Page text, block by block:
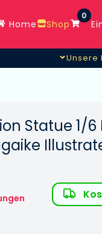
Home Shop
0
Unsere
Statue 1/